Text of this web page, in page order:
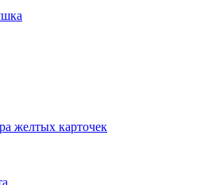
желтых карточек